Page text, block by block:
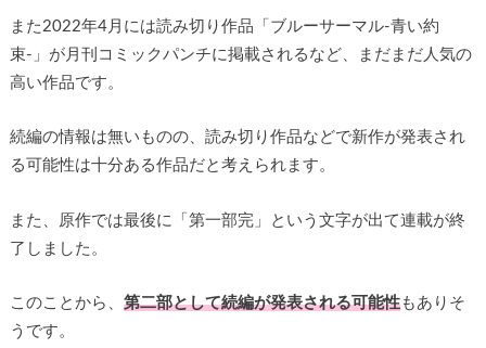
また2022年4月には読み切り作品「ブルーサーマル-青い約
束-」が月刊コミックパンチに掲載されるなど、まだまだ人気の
高い作品です。
続編の情報は無いものの、読み切り作品などで新作が発表され
る可能性は十分ある作品だと考えられます。
また、原作では最後に「第一部完」という文字が出て連載が終
了しました。
このことから、 第二部として続編が発表される可能性もありそ
うです。